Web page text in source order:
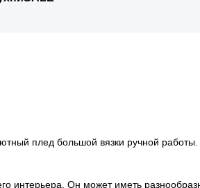
плед большой вязки ручной работы.
интерьера. Он может иметь